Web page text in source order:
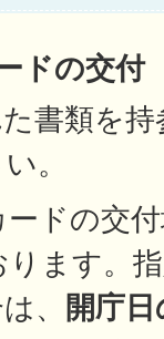
ドの交付
書類を
。
ドの交
ます。
、
開庁